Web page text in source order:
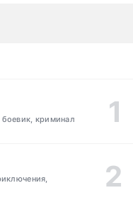
криминал